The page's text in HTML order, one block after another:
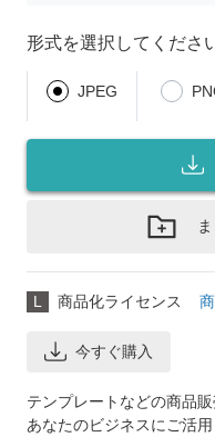
形式を選択してくださ
JPEG
L 商品化ライセンス
今すぐ購入
テンプレートなどの商品
あなたのビジネスにご活用